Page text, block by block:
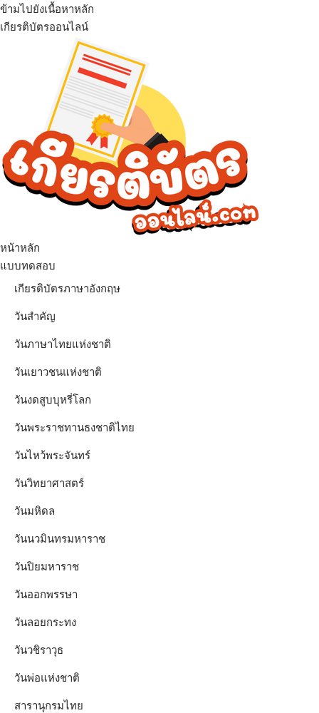
ข้ามไปยังเนื้อหาหลัก
เกียรติบัตรออนไลน์
เมนู
หน้าหลัก
แบบทดสอบ
เกียรติบัตรภาษาอังกฤษ
วันสำคัญ
วันภาษาไทยแห่งชาติ
วันเยาวชนแห่งชาติ
วันงดสูบบุหรี่โลก
วันพระราชทานธงชาติไทย
วันไหว้พระจันทร์​
วันวิทยาศาสตร์
วันมหิดล
วันนวมินทรมหาราช
วันปิยมหาราช
วันออกพรรษา
วันลอยกระทง
วันวชิราวุธ
วันพ่อแห่งชาติ
สารานุกรมไทย